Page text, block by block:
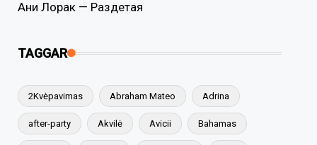
Ани Лорак — Раздетая
TAGGAR
2Kvėpavimas Abraham Mateo Adrina
after-party Akvilė Avicii Bahamas